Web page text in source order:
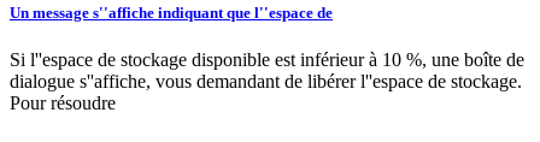
Un message s''affiche indiquant que l''espace de
Si l''espace de stockage disponible est inférieur à 10 %, une boîte de
dialogue s''affiche, vous demandant de libérer l''espace de stockage.
Pour résoudre